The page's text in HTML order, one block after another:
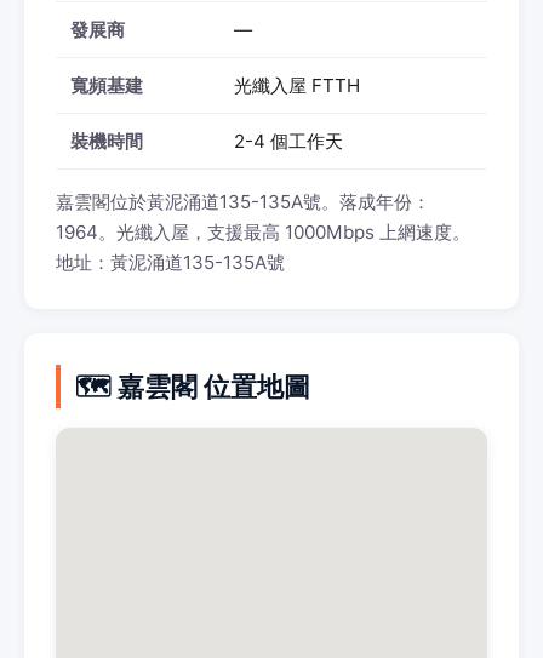
發展商 —
寬頻基建 光纖入屋 FTTH
裝機時間 2-4 個工作天
嘉雲閣位於黃泥涌道135-135A號。落成年份：
1964。光纖入屋，支援最高 1000Mbps 上網速度。
地址：黃泥涌道135-135A號
🗺️ 嘉雲閣 位置地圖